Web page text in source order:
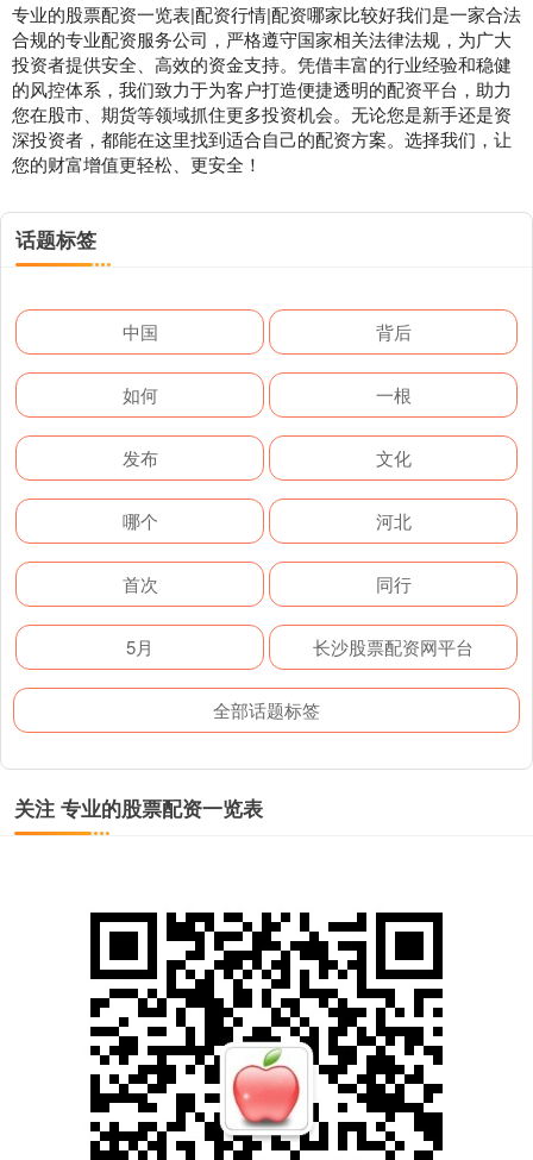
专业的股票配资一览表|配资行情|配资哪家比较好我们是一家合法
合规的专业配资服务公司，严格遵守国家相关法律法规，为广大
投资者提供安全、高效的资金支持。凭借丰富的行业经验和稳健
的风控体系，我们致力于为客户打造便捷透明的配资平台，助力
您在股市、期货等领域抓住更多投资机会。无论您是新手还是资
深投资者，都能在这里找到适合自己的配资方案。选择我们，让
您的财富增值更轻松、更安全！
话题标签
中国 背后
如何 一根
发布 文化
哪个 河北
首次 同行
5月 长沙股票配资网平台
全部话题标签
关注 专业的股票配资一览表